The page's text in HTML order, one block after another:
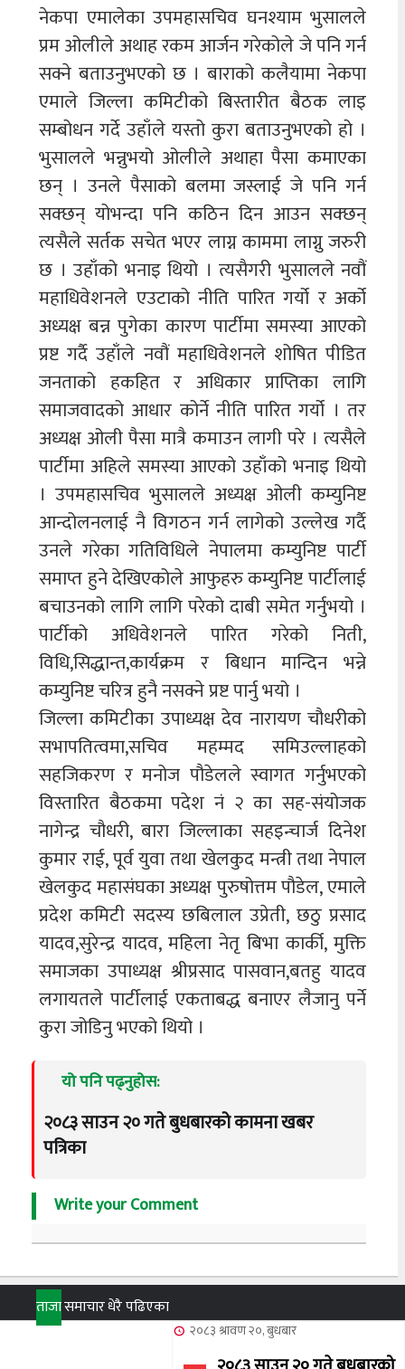
नेकपा एमालेका उपमहासचिव घनश्याम भुसालले
प्रम ओलीले अथाह रकम आर्जन गरेकोले जे पनि गर्न
सक्ने बताउनुभएको छ । बाराको कलैयामा नेकपा
एमाले जिल्ला कमिटीको बिस्तारीत बैठक लाइ
सम्बोधन गर्दे उहाँले यस्तो कुरा बताउनुभएको हो ।
भुसालले भन्नुभयो ओलीले अथाहा पैसा कमाएका
छन् । उनले पैसाको बलमा जस्लाई जे पनि गर्न
सक्छन् योभन्दा पनि कठिन दिन आउन सक्छन्
त्यसैले सर्तक सचेत भएर लाग्न काममा लाग्नु जरुरी
छ । उहाँको भनाइ थियो । त्यसैगरी भुसालले नवौं
महाधिवेशनले एउटाको नीति पारित गर्यो र अर्को
अध्यक्ष बन्न पुगेका कारण पार्टीमा समस्या आएको
प्रष्ट गर्दै उहाँले नवौं महाधिवेशनले शोषित पीडित
जनताको हकहित र अधिकार प्राप्तिका लागि
समाजवादको आधार कोर्ने नीति पारित गर्यो । तर
अध्यक्ष ओली पैसा मात्रै कमाउन लागी परे । त्यसैले
पार्टीमा अहिले समस्या आएको उहाँको भनाइ थियो
। उपमहासचिव भुसालले अध्यक्ष ओली कम्युनिष्ट
आन्दोलनलाई नै विगठन गर्न लागेको उल्लेख गर्दै
उनले गरेका गतिविधिले नेपालमा कम्युनिष्ट पार्टी
समाप्त हुने देखिएकोले आफुहरु कम्युनिष्ट पार्टीलाई
बचाउनको लागि लागि परेको दाबी समेत गर्नुभयो ।
पार्टीको अधिवेशनले पारित गरेको निती,
विधि,सिद्धान्त,कार्यक्रम र बिधान मान्दिन भन्ने
कम्युनिष्ट चरित्र हुनै नसक्ने प्रष्ट पार्नु भयो ।
जिल्ला कमिटीका उपाध्यक्ष देव नारायण चौधरीको
सभापतित्वमा,सचिव महम्मद समिउल्लाहको
सहजिकरण र मनोज पौडेलले स्वागत गर्नुभएको
विस्तारित बैठकमा पदेश नं २ का सह-संयोजक
नागेन्द्र चौधरी, बारा जिल्लाका सहइन्चार्ज दिनेश
कुमार राई, पूर्व युवा तथा खेलकुद मन्त्री तथा नेपाल
खेलकुद महासंघका अध्यक्ष पुरुषोत्तम पौडेल, एमाले
प्रदेश कमिटी सदस्य छबिलाल उप्रेती, छठु प्रसाद
यादव,सुरेन्द्र यादव, महिला नेतृ बिभा कार्की, मुक्ति
समाजका उपाध्यक्ष श्रीप्रसाद पासवान,बतहु यादव
लगायतले पार्टीलाई एकताबद्ध बनाएर लैजानु पर्ने
कुरा जोडिनु भएको थियो ।
यो पनि पढ्नुहोस:
२०८३ साउन २० गते बुधबारको कामना खबर
पत्रिका
Write your Comment
ताजासमाचारधेरै पढिएका
२०८३ श्रावण २०, बुधबार